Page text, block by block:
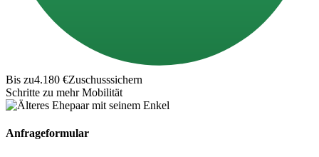
Bis zu4.180 €Zuschusssichern
Schritte zu mehr Mobilität
Anfrageformular